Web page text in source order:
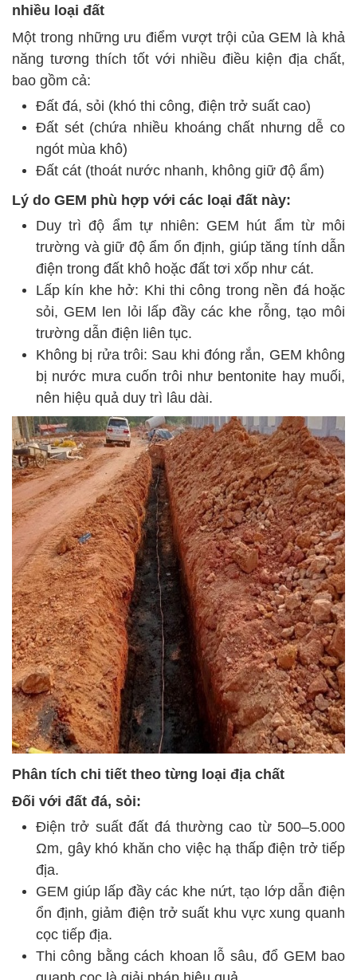
nhiều loại đất
Một trong những ưu điểm vượt trội của GEM là khả
năng tương thích tốt với nhiều điều kiện địa chất,
bao gồm cả:
Đất đá, sỏi (khó thi công, điện trở suất cao)
Đất sét (chứa nhiều khoáng chất nhưng dễ co
ngót mùa khô)
Đất cát (thoát nước nhanh, không giữ độ ẩm)
Lý do GEM phù hợp với các loại đất này:
Duy trì độ ẩm tự nhiên: GEM hút ẩm từ môi
trường và giữ độ ẩm ổn định, giúp tăng tính dẫn
điện trong đất khô hoặc đất tơi xốp như cát.
Lấp kín khe hở: Khi thi công trong nền đá hoặc
sỏi, GEM len lỏi lấp đầy các khe rỗng, tạo môi
trường dẫn điện liên tục.
Không bị rửa trôi: Sau khi đóng rắn, GEM không
bị nước mưa cuốn trôi như bentonite hay muối,
nên hiệu quả duy trì lâu dài.
Phân tích chi tiết theo từng loại địa chất
Đối với đất đá, sỏi:
Điện trở suất đất đá thường cao từ 500–5.000
Ωm, gây khó khăn cho việc hạ thấp điện trở tiếp
địa.
GEM giúp lấp đầy các khe nứt, tạo lớp dẫn điện
ổn định, giảm điện trở suất khu vực xung quanh
cọc tiếp địa.
Thi công bằng cách khoan lỗ sâu, đổ GEM bao